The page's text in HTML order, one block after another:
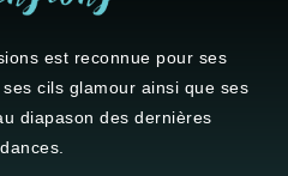
est reconnue pour ses
cils glamour ainsi que ses
diapason des dernières